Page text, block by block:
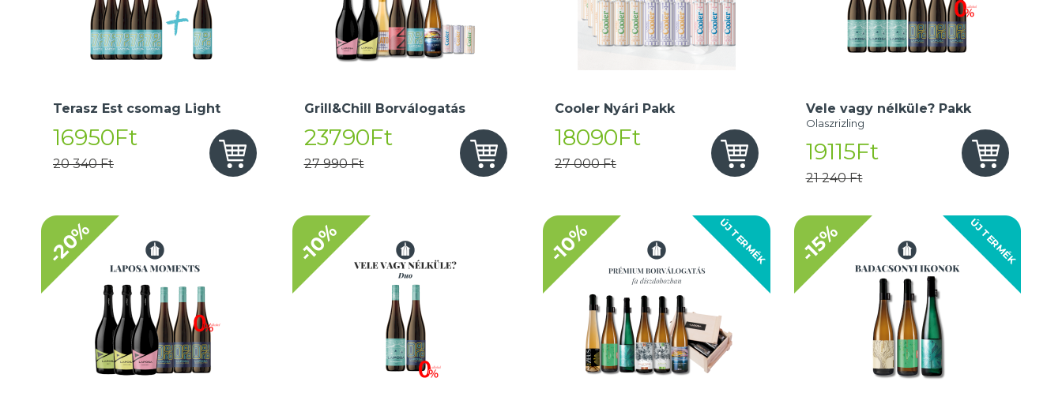
Terasz Est csomag Light
16950Ft
20 340 Ft
Grill&Chill Borválogatás
23790Ft
27 990 Ft
Cooler Nyári Pakk
18090Ft
27 000 Ft
Vele vagy nélküle? Pakk
Olaszrizling
19115Ft
21 240 Ft
-20% -10% ÚJ TERMÉK
-10% ÚJ TERMÉK
-15%